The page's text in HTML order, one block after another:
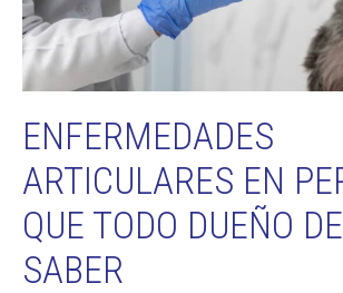
ENFERMEDADES
ARTICULARES EN
QUE TODO DUEÑO
SABER